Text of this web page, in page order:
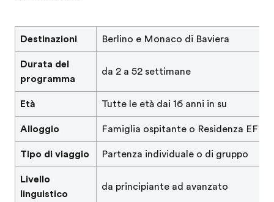
Destinazioni Berlino e Monaco di Baviera
Durata del
programma
da 2 a 52 settimane
Età Tutte le età dai 16 anni in su
Alloggio Famiglia ospitante o Residenza EF
Tipo di viaggio Partenza individuale o di gruppo
Livello
linguistico
da principiante ad avanzato